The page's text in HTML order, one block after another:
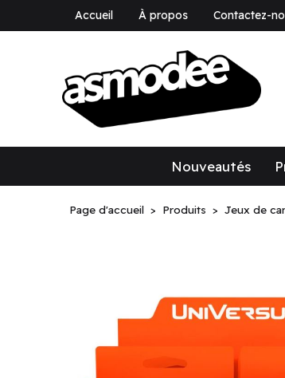
Accueil À propos Contactez-
Nouveautés
Page d'accueil Produits Jeux de